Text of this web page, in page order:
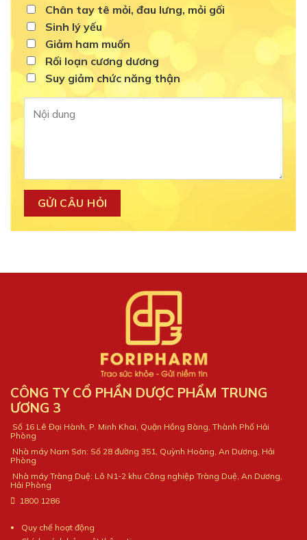
Chân tay tê mỏi, đau lưng, mỏi gối
Sinh lý yếu
Giảm ham muốn
Rối loạn cương dương
Suy giảm chức năng thận
CÔNG TY CỔ PHẦN DƯỢC PHẨM TRUNG
ƯƠNG 3
Số 16 Lê Đại Hành, P. Minh Khai, Quận Hồng Bàng, Thành Phố Hải
Phòng
Nhà máy Nam Sơn: Số 28 đường 351, Quỳnh Hoàng, An Dương, Hải
Phòng
Nhà máy Tràng Duệ: Lô N1-2 khu Công nghiệp Tràng Duệ, An Dương,
Hải Phòng
1800 1286
Quy chế hoạt động